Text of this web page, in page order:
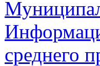
среднего